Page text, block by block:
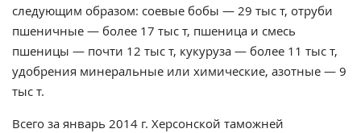
следующим образом: соевые бобы — 29 тыс т, отруби
пшеничные — более 17 тыс т, пшеница и смесь
пшеницы — почти 12 тыс т, кукуруза — более 11 тыс т,
удобрения минеральные или химические, азотные — 9
тыс т.
Всего за январь 2014 г. Херсонской таможней